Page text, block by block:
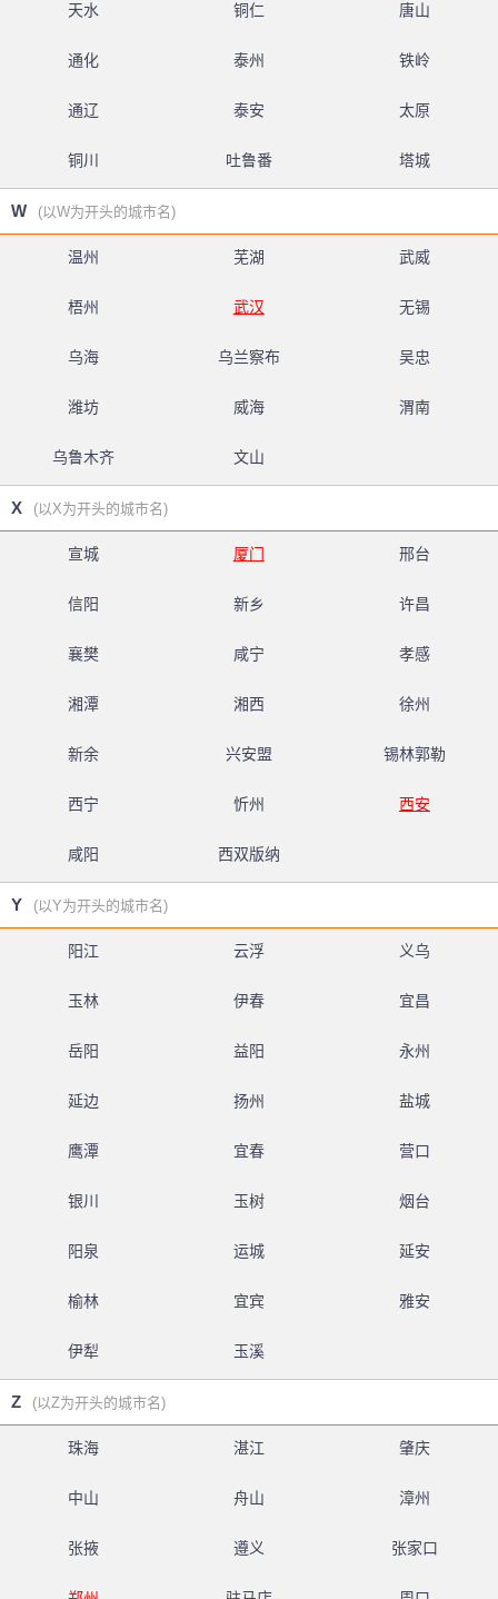
天水 铜仁 唐山
通化 泰州 铁岭
通辽 泰安 太原
铜川 吐鲁番 塔城
W (以W为开头的城市名)
温州 芜湖 武威
梧州 武汉 无锡
乌海 乌兰察布 吴忠
潍坊 威海 渭南
乌鲁木齐 文山
X (以X为开头的城市名)
宣城 厦门 邢台
信阳 新乡 许昌
襄樊 咸宁 孝感
湘潭 湘西 徐州
新余 兴安盟 锡林郭勒
西宁 忻州 西安
咸阳 西双版纳
Y (以Y为开头的城市名)
阳江 云浮 义乌
玉林 伊春 宜昌
岳阳 益阳 永州
延边 扬州 盐城
鹰潭 宜春 营口
银川 玉树 烟台
阳泉 运城 延安
榆林 宜宾 雅安
伊犁 玉溪
Z (以Z为开头的城市名)
珠海 湛江 肇庆
中山 舟山 漳州
张掖 遵义 张家口